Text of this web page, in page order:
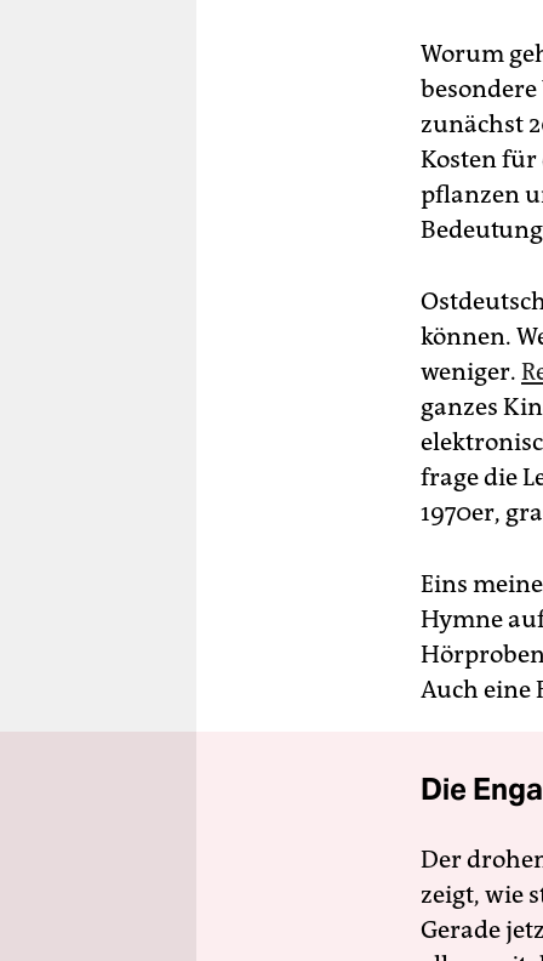
Worum
zunächst
Kosten für
pflanzen
können.
weniger.
ganzes
frage die
1970er,
Eins
Hymne
Auch eine
Die
Der
zeigt, wie
Gerade